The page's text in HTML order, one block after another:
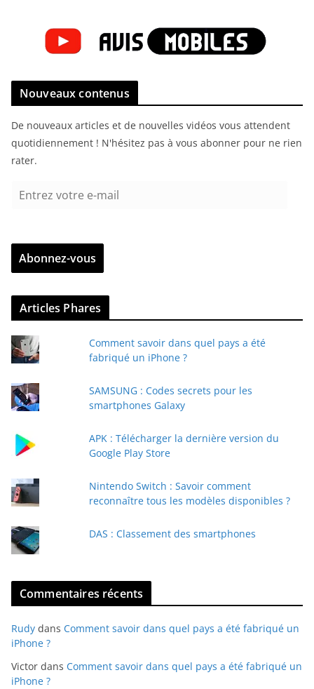
Nouveaux contenus
De nouveaux articles et de nouvelles vidéos vous attendent
quotidiennement ! N'hésitez pas à vous abonner pour ne rien
rater.
r
z
v
r
e
e
a
Abonnez-vous
Articles Phares
Comment savoir dans quel pays a été
fabriqué un iPhone ?
SAMSUNG : Codes secrets pour les
smartphones Galaxy
APK : Télécharger la dernière version du
Google Play Store
Nintendo Switch : Savoir comment
reconnaître tous les modèles disponibles ?
DAS : Classement des smartphones
Commentaires récents
Rudy dans Comment savoir dans quel pays a été fabriqué un
iPhone ?
Victor dans Comment savoir dans quel pays a été fabriqué un
iPhone ?